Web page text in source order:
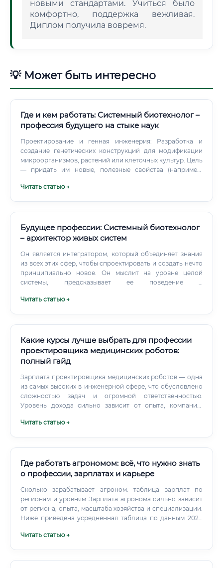
новыми стандартами. Учиться было
комфортно, поддержка вежливая.
Диплом получила вовремя.
💡 Может быть интересно
Где и кем работать: Системный биотехнолог –
профессия будущего на стыке наук
Проектирование и генная инженерия: Разработка и
создание генетических конструкций для модификации
микроорганизмов, растений или клеточных культур. Цель
— придать им новые, полезные свойства (например,
расщеплять пластик). Оптимизация биотехнологических
Читать статью →
Будущее профессии: Системный биотехнолог
– архитектор живых систем
Он является интегратором, который объединяет знания
из всех этих сфер, чтобы спроектировать и создать нечто
принципиально новое. Он мыслит на уровне целой
системы, предсказывает ее поведение и
конкретной прикладной задачи. Именно этот целостный,
Читать статью →
Какие курсы лучше выбрать для профессии
проектировщика медицинских роботов:
полный гайд
Зарплата проектировщика медицинских роботов — одна
из самых высоких в инженерной сфере, что обусловлено
сложностью задач и огромной ответственностью.
Уровень дохода сильно зависит от опыта, компании,
электроника).
Читать статью →
Где работать агрономом: всё, что нужно знать
о профессии, зарплатах и карьере
Сколько зарабатывает агроном: таблица зарплат по
регионам и уровням Зарплата агронома сильно зависит
от региона, опыта, масштаба хозяйства и специализации.
Ниже приведена усреднённая таблица по данным 2024
зарплаты выше из-за районных коэффициентов и
Читать статью →